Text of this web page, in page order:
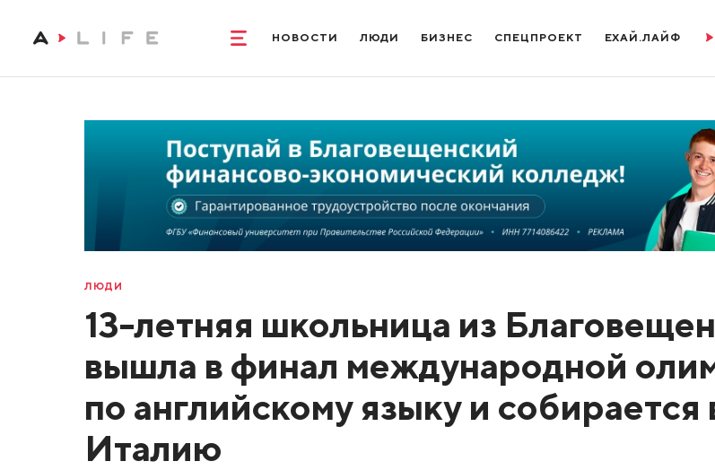
НОВОСТИ ЛЮДИ БИЗНЕС СПЕЦПРОЕКТ ЕХАЙ.ЛАЙФ
ЛЮДИ
13-летняя школьница из
вышла в финал международной
по английскому языку и собирается
Италию